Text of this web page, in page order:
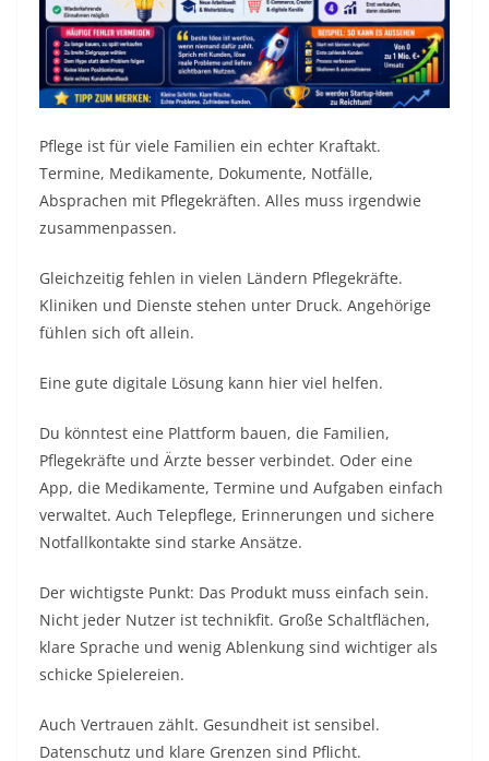
Pflege ist für viele Familien ein echter Kraftakt.
Termine, Medikamente, Dokumente, Notfälle,
Absprachen mit Pflegekräften. Alles muss irgendwie
zusammenpassen.
Gleichzeitig fehlen in vielen Ländern Pflegekräfte.
Kliniken und Dienste stehen unter Druck. Angehörige
fühlen sich oft allein.
Eine gute digitale Lösung kann hier viel helfen.
Du könntest eine Plattform bauen, die Familien,
Pflegekräfte und Ärzte besser verbindet. Oder eine
App, die Medikamente, Termine und Aufgaben einfach
verwaltet. Auch Telepflege, Erinnerungen und sichere
Notfallkontakte sind starke Ansätze.
Der wichtigste Punkt: Das Produkt muss einfach sein.
Nicht jeder Nutzer ist technikfit. Große Schaltflächen,
klare Sprache und wenig Ablenkung sind wichtiger als
schicke Spielereien.
Auch Vertrauen zählt. Gesundheit ist sensibel.
Datenschutz und klare Grenzen sind Pflicht.